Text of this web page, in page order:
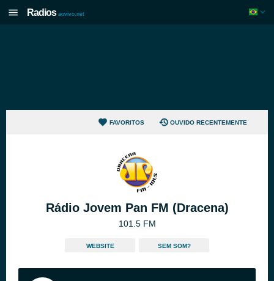
Radios aovivo.net
FAVORITOS OUVIDO RECENTEMENTE
Rádio Jovem Pan FM (Dracena)
101.5 FM
WEBSITE SEM SOM?